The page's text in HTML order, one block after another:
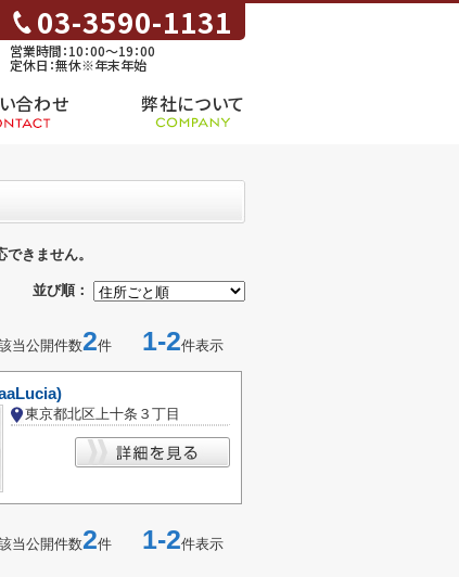
03-3590-1131
営業時間：10：00～19：00
定休日：無休※年末年始
合わせ 弊社について
きません。
並び順：
当公開件数2件 1-2件表示
東京都北区上十条３丁目
当公開件数2件 1-2件表示